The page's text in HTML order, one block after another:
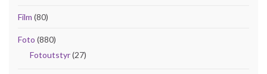
Film (80)
Foto (880)
Fotoutstyr(27)